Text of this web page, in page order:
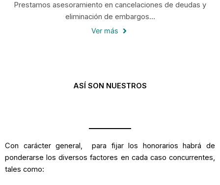
Prestamos asesoramiento en cancelaciones de deudas y
eliminación de embargos…
Ver más
ASÍ SON NUESTROS
Con carácter general, para fijar los honorarios habrá de
ponderarse los diversos factores en cada caso concurrentes,
tales como: